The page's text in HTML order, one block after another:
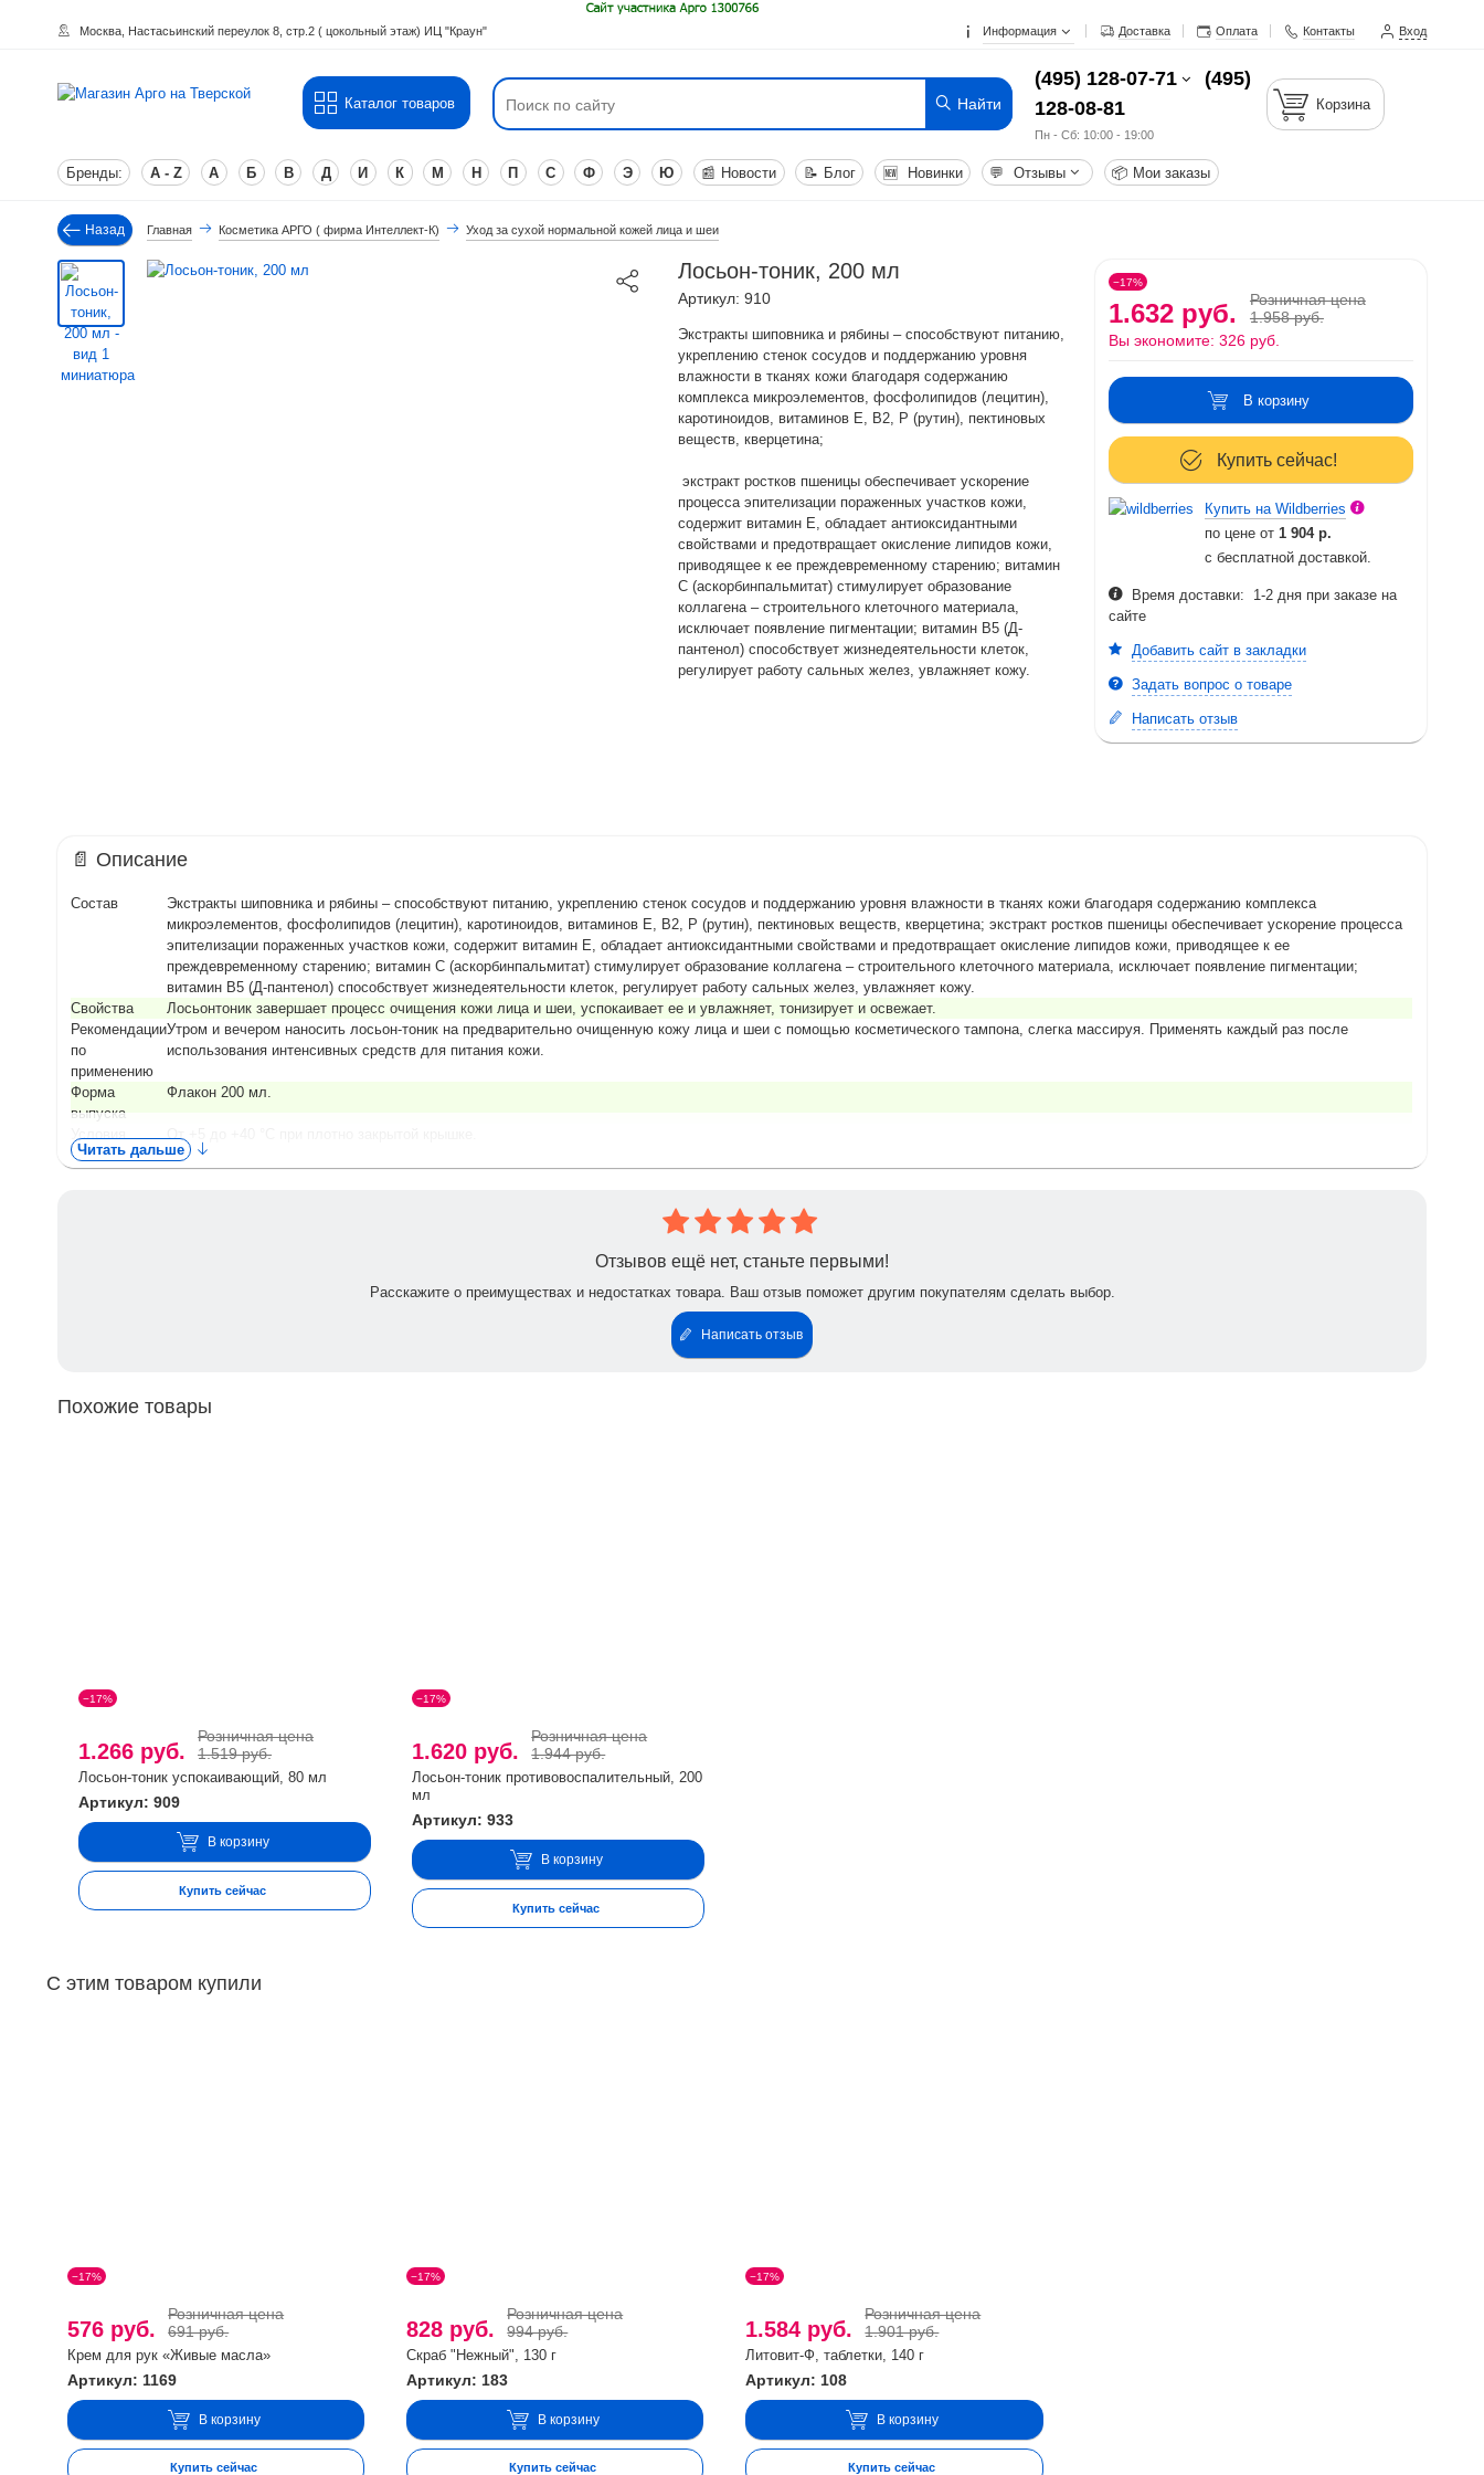
Москва, Настасьинский переулок 8, стр.2 ( цокольный этаж) ИЦ "Краун" Информация Доставка Оплата Контакты Вход
Каталог товаров Найти
(495) 128-07-71
(495)
128-08-81
Пн - Cб: 10:00 - 19:00
Корзина
Бренды: A - Z А Б В Д И К М Н П С Ф Э Ю 📰 Новости 📝 Блог 🆕 Новинки 💬 Отзывы 📦 Мои заказы
Назад Главная Косметика АРГО ( фирма Интеллект-К) Уход за сухой нормальной кожей лица и шеи
Лосьон-тоник, 200 мл
Артикул: 910
Экстракты шиповника и рябины – способствуют питанию,
укреплению стенок сосудов и поддержанию уровня
влажности в тканях кожи благодаря содержанию
комплекса микроэлементов, фосфолипидов (лецитин),
каротиноидов, витаминов Е, В2, Р (рутин), пектиновых
веществ, кверцетина;
экстракт ростков пшеницы обеспечивает ускорение
процесса эпителизации пораженных участков кожи,
содержит витамин Е, обладает антиоксидантными
свойствами и предотвращает окисление липидов кожи,
приводящее к ее преждевременному старению; витамин
С (аскорбинпальмитат) стимулирует образование
коллагена – строительного клеточного материала,
исключает появление пигментации; витамин В5 (Д-
пантенол) способствует жизнедеятельности клеток,
регулирует работу сальных желез, увлажняет кожу.
−17%
1.632 руб.
Розничная цена
1.958 руб.
Вы экономите: 326 руб.
В корзину
Купить сейчас!
Купить на Wildberries
по цене от 1 904 р.
с бесплатной доставкой.
Время доставки: 1-2 дня при заказе на
сайте
Добавить сайт в закладки
Задать вопрос о товаре
Написать отзыв
📄 Описание
Состав
Экстракты шиповника и рябины – способствуют питанию, укреплению стенок сосудов и поддержанию уровня влажности в тканях кожи благодаря содержанию комплекса
микроэлементов, фосфолипидов (лецитин), каротиноидов, витаминов Е, В2, Р (рутин), пектиновых веществ, кверцетина; экстракт ростков пшеницы обеспечивает ускорение процесса
эпителизации пораженных участков кожи, содержит витамин Е, обладает антиоксидантными свойствами и предотвращает окисление липидов кожи, приводящее к ее
преждевременному старению; витамин С (аскорбинпальмитат) стимулирует образование коллагена – строительного клеточного материала, исключает появление пигментации;
витамин В5 (Д-пантенол) способствует жизнедеятельности клеток, регулирует работу сальных желез, увлажняет кожу.
Свойства
Лосьон­тоник завершает процесс очищения кожи лица и шеи, успокаивает ее и увлажняет, тонизирует и освежает.
Рекомендации
по
применению
Утром и вечером наносить лосьон-тоник на предварительно очищенную кожу лица и шеи с помощью косметического тампона, слегка массируя. Применять каждый раз после
использования интенсивных средств для питания кожи.
Форма
выпуска
Флакон 200 мл.
Условия
хранения
От +5 до +40 °С при плотно закрытой крышке.
Читать дальше
Отзывов ещё нет, станьте первыми!
Расскажите о преимуществах и недостатках товара. Ваш отзыв поможет другим покупателям сделать выбор.
Написать отзыв
Похожие товары
−17%
1.266 руб.
Розничная цена
1.519 руб.
Лосьон-тоник успокаивающий, 80 мл
Артикул: 909
В корзину
Купить сейчас
−17%
1.620 руб.
Розничная цена
1.944 руб.
Лосьон-тоник противовоспалительный, 200
мл
Артикул: 933
В корзину
Купить сейчас
С этим товаром купили
−17%
576 руб.
Розничная цена
691 руб.
Крем для рук «Живые масла»
Артикул: 1169
В корзину
Купить сейчас
−17%
828 руб.
Розничная цена
994 руб.
Скраб "Нежный", 130 г
Артикул: 183
В корзину
Купить сейчас
−17%
1.584 руб.
Розничная цена
1.901 руб.
Литовит-Ф, таблетки, 140 г
Артикул: 108
В корзину
Купить сейчас